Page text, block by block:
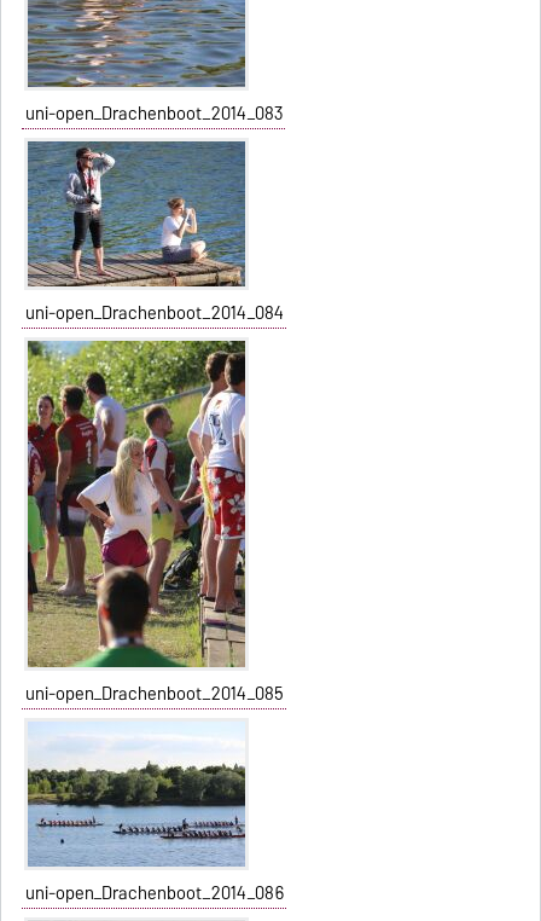
uni-open_Drachenboot_2014_083
uni-open_Drachenboot_2014_084
uni-open_Drachenboot_2014_085
uni-open_Drachenboot_2014_086